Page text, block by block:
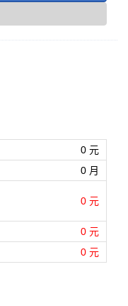
0 元
0 月
0 元
0 元
0 元